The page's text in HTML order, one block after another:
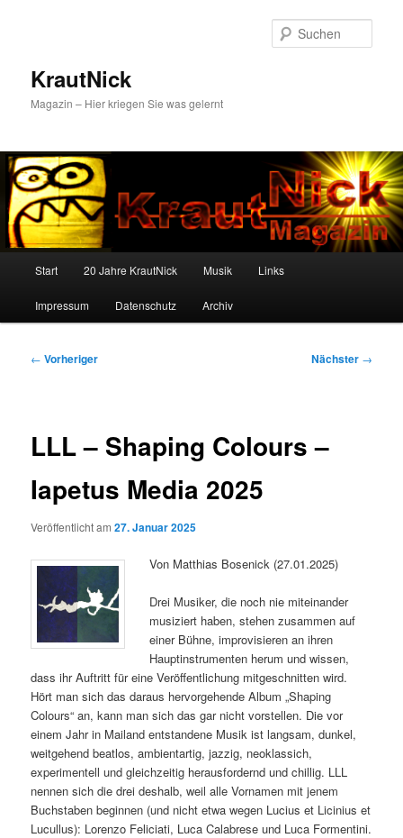
KrautNick
Magazin – Hier kriegen Sie was gelernt
Start 20 Jahre KrautNick Musik Links
Impressum Datenschutz Archiv
Beitragsnavigation
← Vorheriger Nächster →
LLL – Shaping Colours –
Iapetus Media 2025
Veröffentlicht am27. Januar 2025
Von Matthias Bosenick (27.01.2025)
Drei Musiker, die noch nie miteinander
musiziert haben, stehen zusammen auf
einer Bühne, improvisieren an ihren
Hauptinstrumenten herum und wissen,
dass ihr Auftritt für eine Veröffentlichung mitgeschnitten wird.
Hört man sich das daraus hervorgehende Album „Shaping
Colours“ an, kann man sich das gar nicht vorstellen. Die vor
einem Jahr in Mailand entstandene Musik ist langsam, dunkel,
weitgehend beatlos, ambientartig, jazzig, neoklassich,
experimentell und gleichzeitig herausfordernd und chillig. LLL
nennen sich die drei deshalb, weil alle Vornamen mit jenem
Buchstaben beginnen (und nicht etwa wegen Lucius et Licinius et
Lucullus): Lorenzo Feliciati, Luca Calabrese und Luca Formentini.